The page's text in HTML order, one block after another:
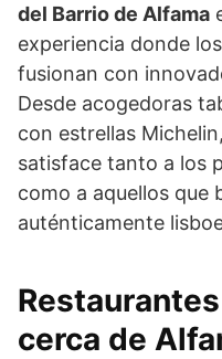
del Barrio de Alfama
experiencia donde
fusionan con
Desde acogedoras
con estrellas
satisface tanto a los
como a aquellos que
auténticamente
cerca de